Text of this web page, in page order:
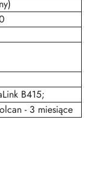
B415;
- 3 miesiące